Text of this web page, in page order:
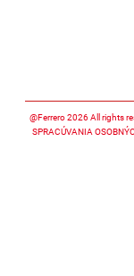
@Ferrero 2026 All rights
SPRACÚVANIA